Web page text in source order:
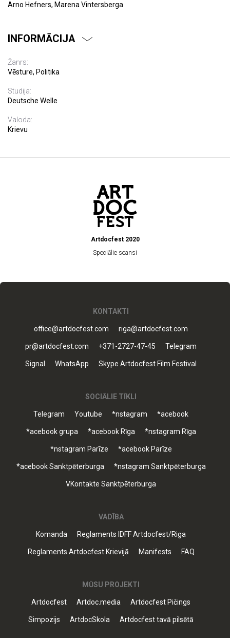
Arno Hefners, Marena Vintersberga
INFORMĀCIJA
Žanrs:
Vēsture, Politika
Studija:
Deutsche Welle
Valoda:
Krievu
Artdocfest 2020
Speciālie seansi
KONTAKTI
office@artdocfest.com riga@artdocfest.com
pr@artdocfest.com +371-2727-47-45 Telegram
Signal WhatsApp Skype Artdocfest Film Festival
SOCIĀLIE TĪKLI
Telegram Youtube *nstagram *acebook
*acebook grupa *acebook Rīga *nstagram Rīga
*nstagram Parīze *acebook Parīze
*acebook Sanktpēterburga *nstagram Sanktpēterburga
VKontakte Sanktpēterburga
VADĪBA
Komanda Reglaments IDFF Artdocfest/Riga
Reglaments Artdocfest Krievijā Manifests FAQ
MŪSU PROJEKTI
Artdocfest Artdoc.media Artdocfest Pičings
Simpozijs ArtdocSkola Artdocfest tavā pilsētā